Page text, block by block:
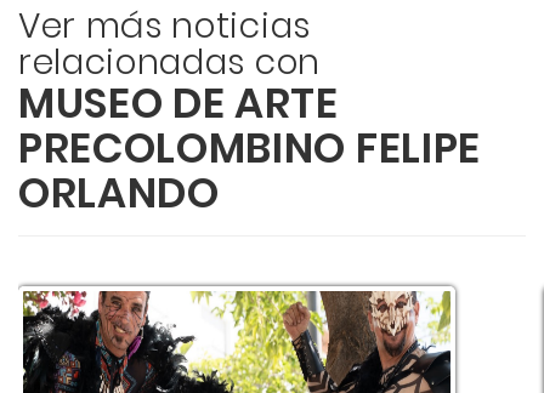
Ver más noticias
relacionadas con
MUSEO DE ARTE
PRECOLOMBINO FELIPE
ORLANDO